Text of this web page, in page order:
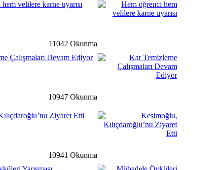
detay ›
detay ›
velilere karne uyarısı
11042 Okunma
Çalışmaları Devam Ediyor
10947 Okunma
Ziyaret Etti
10941 Okunma